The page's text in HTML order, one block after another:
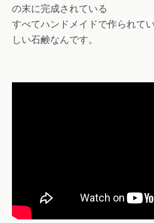
の末に完成されている
すべてハンドメイドで作られて
しい石鹸なんです。